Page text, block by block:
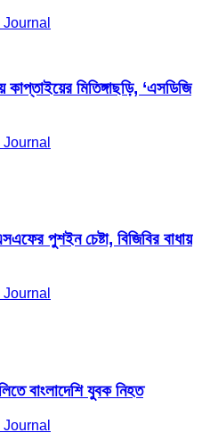
কাপ্তাইয়ের মিতিঙ্গাছড়ি, ‘এসডিজি
পুশইন চেষ্টা, বিজিবির বাধায়
বাংলাদেশি যুবক নিহত